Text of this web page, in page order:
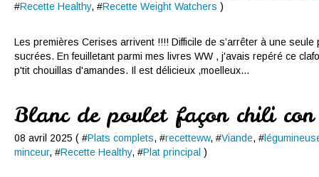
#Recette Healthy, #Recette Weight Watchers )
Les premières Cerises arrivent !!!! Difficile de s’arrêter à une
sucrées. En feuilletant parmi mes livres WW , j'avais repéré ce
p'tit chouillas d'amandes. Il est délicieux ,moelleux...
Blanc de poulet façon chili con
08 avril 2025 ( #Plats complets, #recetteww, #Viande, #
minceur, #Recette Healthy, #Plat principal )